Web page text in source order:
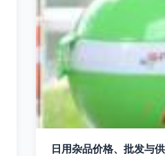
日用杂品价格、批发与